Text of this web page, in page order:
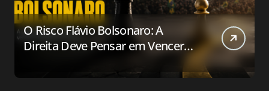
O Risco Flávio Bolsonaro: A
Direita Deve Pensar em Vencer